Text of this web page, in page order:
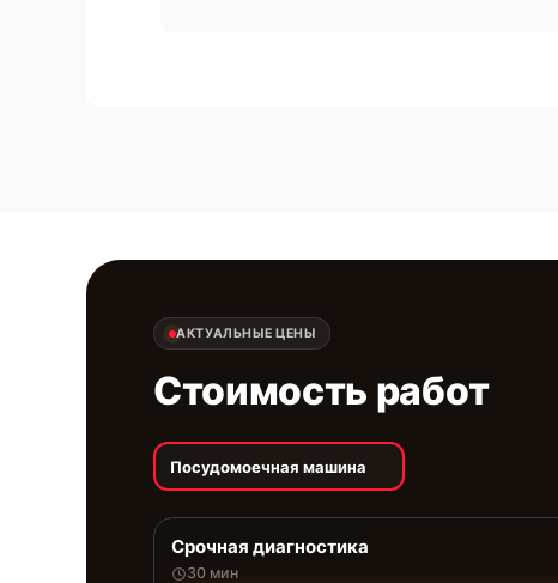
АКТУАЛЬНЫЕ ЦЕНЫ
Стоимость работ
Посудомоечная машина
Срочная диагностика
30 мин